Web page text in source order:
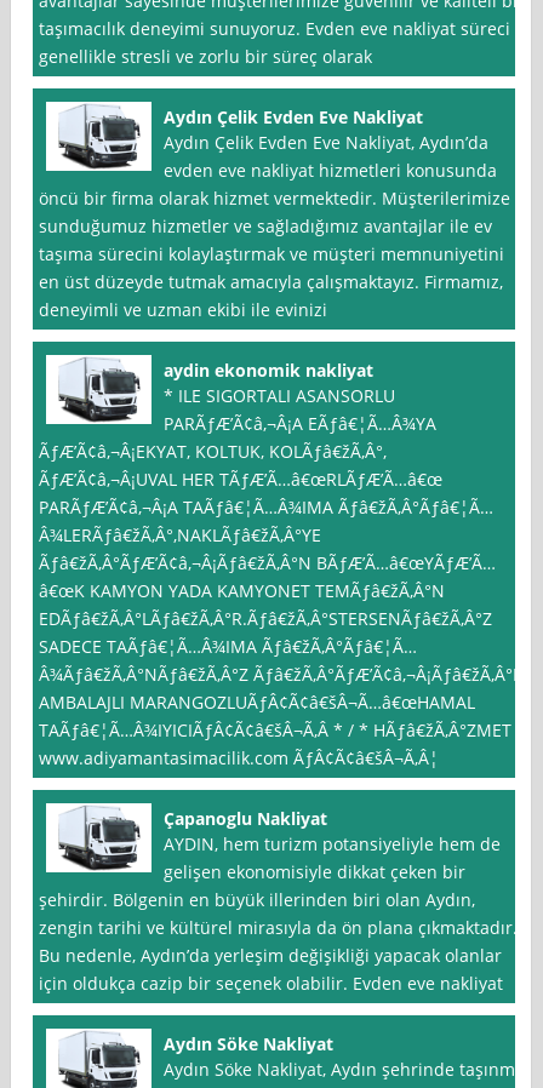
taşımacılık deneyimi sunuyoruz. Evden eve nakliyat süreci
genellikle stresli ve zorlu bir süreç olarak
Aydın Çelik Evden Eve Nakliyat
Aydın Çelik Evden Eve Nakliyat, Aydın’da
evden eve nakliyat hizmetleri konusunda
öncü bir firma olarak hizmet vermektedir. Müşterilerimize
sunduğumuz hizmetler ve sağladığımız avantajlar ile ev
taşıma sürecini kolaylaştırmak ve müşteri memnuniyetini
en üst düzeyde tutmak amacıyla çalışmaktayız. Firmamız,
deneyimli ve uzman ekibi ile evinizi
aydin ekonomik nakliyat
* ILE SIGORTALI ASANSORLU
PARÃƒÆ’Ã¢â‚¬Â¡A EÃƒâ€¦Ã…Â¾YA
ÃƒÆ’Ã¢â‚¬Â¡EKYAT, KOLTUK, KOLÃƒâ€žÃ‚Â°,
ÃƒÆ’Ã¢â‚¬Â¡UVAL HER TÃƒÆ’Ã…â€œRLÃƒÆ’Ã…â€œ
PARÃƒÆ’Ã¢â‚¬Â¡A TAÃƒâ€¦Ã…Â¾IMA Ãƒâ€žÃ‚Â°Ãƒâ€¦Ã…
Â¾LERÃƒâ€žÃ‚Â°,NAKLÃƒâ€žÃ‚Â°YE
Ãƒâ€žÃ‚Â°ÃƒÆ’Ã¢â‚¬Â¡Ãƒâ€žÃ‚Â°N BÃƒÆ’Ã…â€œYÃƒÆ’Ã…
â€œK KAMYON YADA KAMYONET TEMÃƒâ€žÃ‚Â°N
EDÃƒâ€žÃ‚Â°LÃƒâ€žÃ‚Â°R.Ãƒâ€žÃ‚Â°STERSENÃƒâ€žÃ‚Â°Z
SADECE TAÃƒâ€¦Ã…Â¾IMA Ãƒâ€žÃ‚Â°Ãƒâ€¦Ã…
Â¾Ãƒâ€žÃ‚Â°NÃƒâ€žÃ‚Â°Z Ãƒâ€žÃ‚Â°ÃƒÆ’Ã¢â‚¬Â¡Ãƒâ€žÃ‚Â°N
AMBALAJLI MARANGOZLUÃƒÂ¢Ã¢â€šÂ¬Ã…â€œHAMAL
TAÃƒâ€¦Ã…Â¾IYICIÃƒÂ¢Ã¢â€šÂ¬Ã‚Â * / * HÃƒâ€žÃ‚Â°ZMET
www.adiyamantasimacilik.com ÃƒÂ¢Ã¢â€šÂ¬Ã‚Â¦
Çapanoglu Nakliyat
AYDIN, hem turizm potansiyeliyle hem de
gelişen ekonomisiyle dikkat çeken bir
şehirdir. Bölgenin en büyük illerinden biri olan Aydın,
zengin tarihi ve kültürel mirasıyla da ön plana çıkmaktadır.
Bu nedenle, Aydın’da yerleşim değişikliği yapacak olanlar
için oldukça cazip bir seçenek olabilir. Evden eve nakliyat
Aydın Söke Nakliyat
Aydın Söke Nakliyat, Aydın şehrinde taşınma